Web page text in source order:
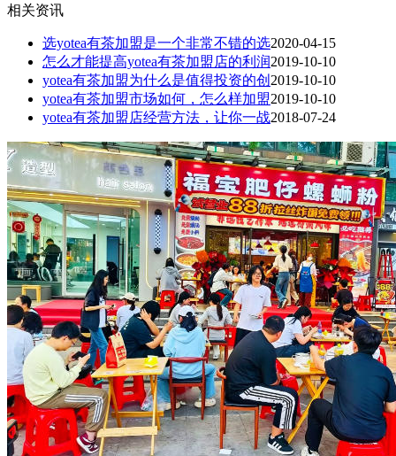
相关资讯
选yotea有茶加盟是一个非常不错的选2020-04-15
怎么才能提高yotea有茶加盟店的利润2019-10-10
yotea有茶加盟为什么是值得投资的创 2019-10-10
yotea有茶加盟市场如何，怎么样加盟2019-10-10
yotea有茶加盟店经营方法，让你一战2018-07-24